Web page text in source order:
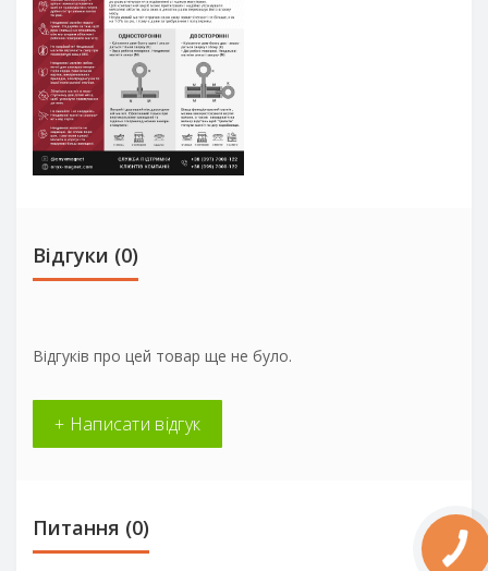
Відгуки (0)
Відгуків про цей товар ще не було.
+ Написати відгук
Питання (0)